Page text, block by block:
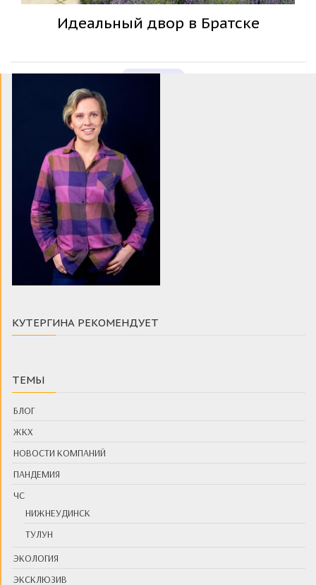
Идеальный двор в Братске
КУТЕРГИНА РЕКОМЕНДУЕТ
ТЕМЫ
БЛОГ
ЖКХ
НОВОСТИ КОМПАНИЙ
ПАНДЕМИЯ
ЧС
НИЖНЕУДИНСК
ТУЛУН
ЭКОЛОГИЯ
ЭКСКЛЮЗИВ